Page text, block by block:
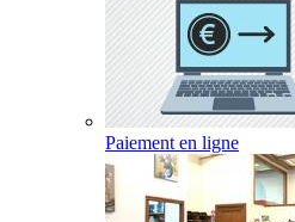
Paiement en ligne